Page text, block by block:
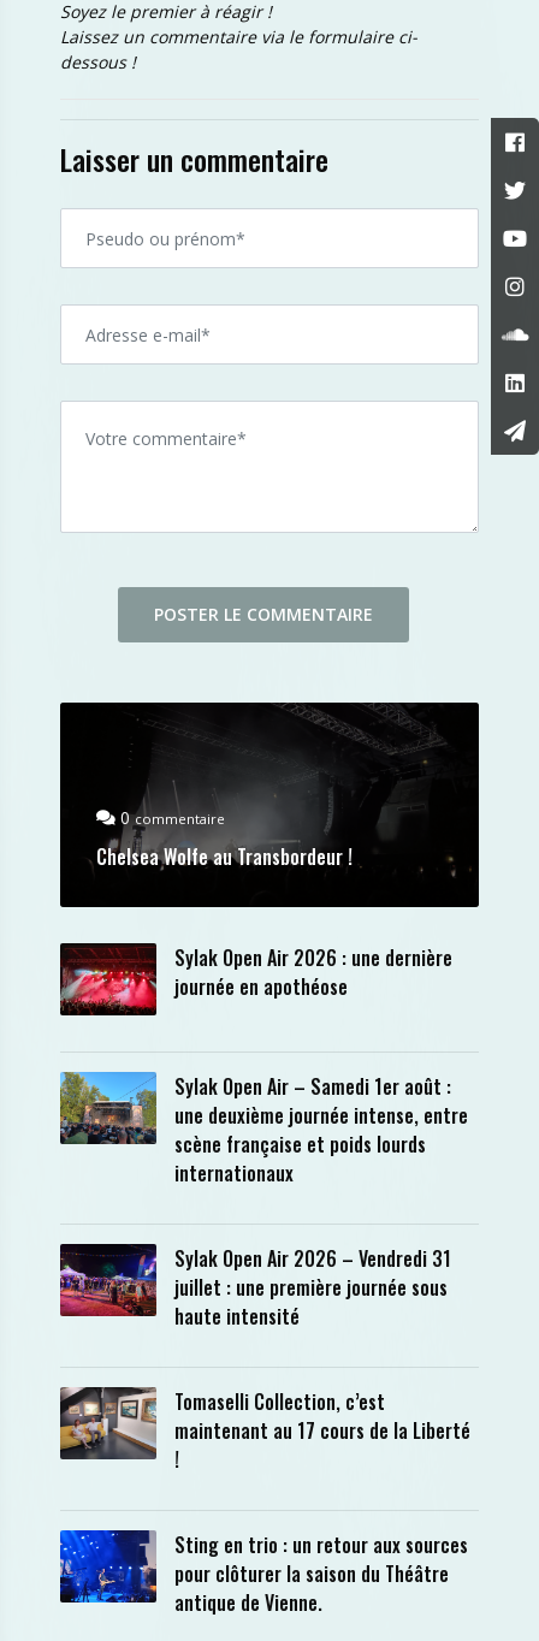
Soyez le premier à réagir !
Laissez un commentaire via le formulaire ci-
dessous !
Laisser un commentaire
0commentaire
Chelsea Wolfe au Transbordeur !
Sylak Open Air 2026 : une dernière
journée en apothéose
Sylak Open Air – Samedi 1er août :
une deuxième journée intense, entre
scène française et poids lourds
internationaux
Sylak Open Air 2026 – Vendredi 31
juillet : une première journée sous
haute intensité
Tomaselli Collection, c’est
maintenant au 17 cours de la Liberté
!
Sting en trio : un retour aux sources
pour clôturer la saison du Théâtre
antique de Vienne.